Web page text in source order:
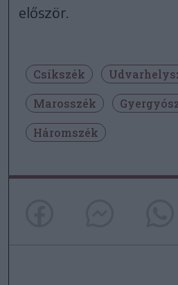
először.
Csíkszék
Marosszék
Háromszék